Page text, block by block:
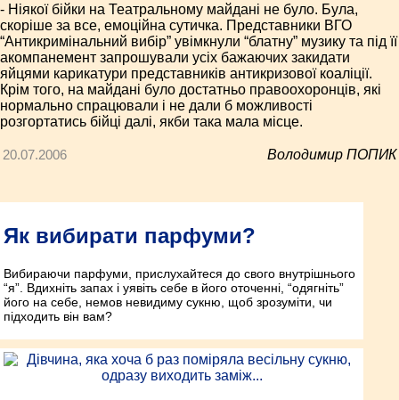
- Ніякої бійки на Театральному майдані не було. Була,
скоріше за все, емоційна сутичка. Представники ВГО
“Антикримінальний вибір” увімкнули “блатну” музику та під її
акомпанемент запрошували усіх бажаючих закидати
яйцями карикатури представників антикризової коаліції.
Крім того, на майдані було достатньо правоохоронців, які
нормально спрацювали і не дали б можливості
розгортатись бійці далі, якби така мала місце.
20.07.2006 Володимир ПОПИК
Як вибирати парфуми?
Вибираючи парфуми, прислухайтеся до свого внутрішнього
“я”. Вдихніть запах і уявіть себе в його оточенні, “одягніть”
його на себе, немов невидиму сукню, щоб зрозуміти, чи
підходить він вам?